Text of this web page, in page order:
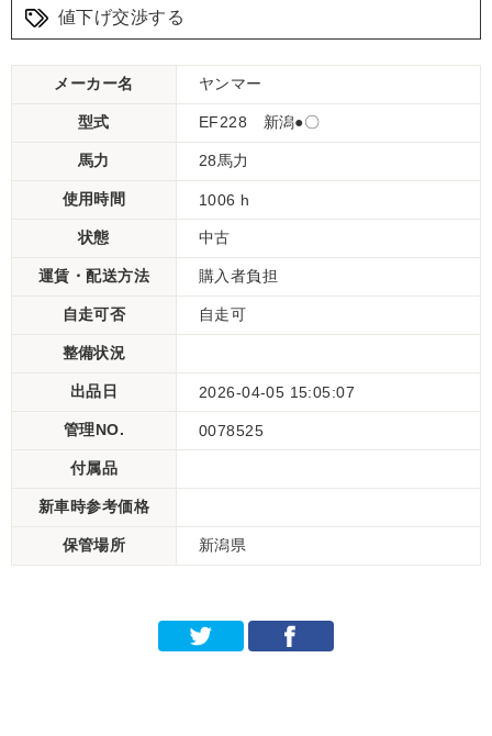
値下げ交渉する
メーカー名 ヤンマー
型式 EF228 新潟●〇
馬力 28馬力
使用時間 1006 h
状態 中古
運賃・配送方法 購入者負担
自走可否 自走可
整備状況
出品日 2026-04-05 15:05:07
管理NO. 0078525
付属品
新車時参考価格
保管場所 新潟県